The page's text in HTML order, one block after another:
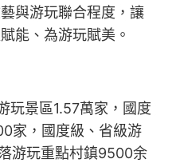
與游玩聯合程度，讓
能、為游玩賦美。
玩景區1.57萬家，國度
家，國度級、省級游
游玩重點村鎮9500余